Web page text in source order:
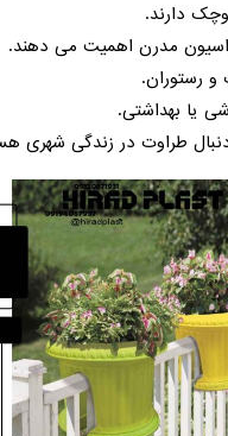
دارند.
مدرن اهمیت می‌ دهند.
رستوران.
یا بهداشتی.
طراوت در زندگی شهری